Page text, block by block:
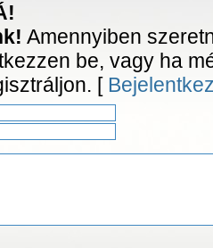
Amennyiben
be, vagy ha
[